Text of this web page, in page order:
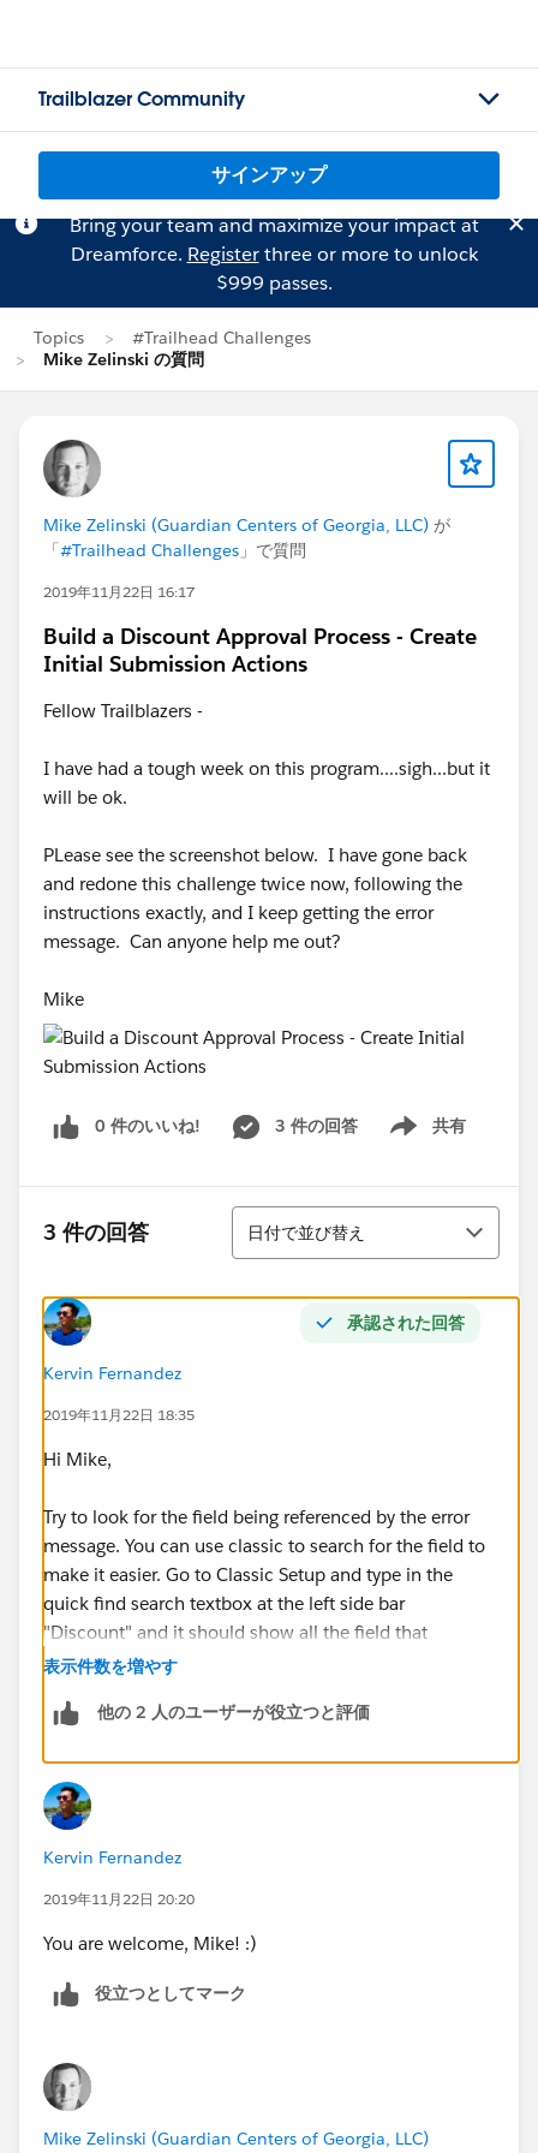
Trailblazer Community
サインアップ
Bring your team and maximize your impact at
Dreamforce. Registerthree or more to unlock
$999 passes.
Topics
#Trailhead Challenges
Mike Zelinski の質問
Mike Zelinski (Guardian Centers of Georgia, LLC) が
「#Trailhead Challenges 」で質問
2019年11月22日 16:17
Build a Discount Approval Process - Create
Initial Submission Actions
Fellow Trailblazers -
I have had a tough week on this program....sigh...but it
will be ok.
PLease see the screenshot below. I have gone back
and redone this challenge twice now, following the
instructions exactly, and I keep getting the error
message. Can anyone help me out?
Mike
0 件のいいね! 3 件の回答 共有
Show menu
3 件の回答
並び替え
日付で並び替え
承認された回答
Kervin Fernandez
2019年11月22日 18:35
Hi Mike,
Try to look for the field being referenced by the error
message. You can use classic to search for the field to
make it easier. Go to Classic Setup and type in the
quick find search textbox at the left side bar
"Discount" and it should show all the field that
includes "Discount" on their name, it could return the
field unrequired. If this did not work, try to use another
Hope this helps.
Regards,
表示件数を増やす
他の 2 人のユーザーが役立つと評価
Kervin Fernandez
2019年11月22日 20:20
You are welcome, Mike! :)
役立つとしてマーク
Mike Zelinski (Guardian Centers of Georgia, LLC)